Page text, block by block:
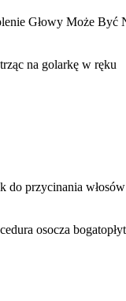
Głowy Może
do przycinania